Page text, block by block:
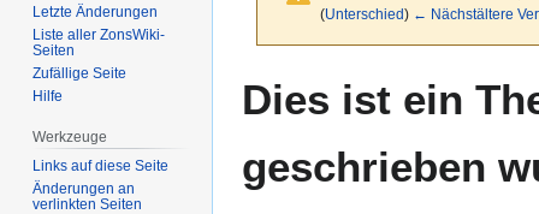
(Unterschied) ← Nächstältere
Navigation
Suche
Dies ist ein
geschrieben
Letzte Änderungen
Liste aller ZonsWiki-
Seiten
Zufällige Seite
Hilfe
Werkzeuge
Links auf diese Seite
Änderungen an
verlinkten Seiten